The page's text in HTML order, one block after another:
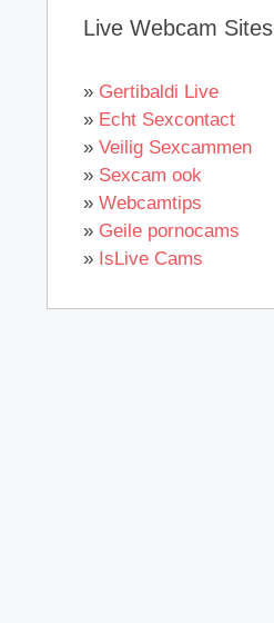
Live Webcam Sites
» Gertibaldi Live
» Echt Sexcontact
» Veilig Sexcammen
» Sexcam ook
» Webcamtips
» Geile pornocams
» IsLive Cams